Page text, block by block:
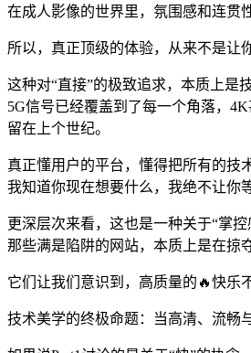
在成人影像的世界里，氛围感和连贯
所以，真正顶级的体验，从来不是让
这种对“直接”的极致追求，本质上是
5G信号已经覆盖到了每一个角落，
留在上个世纪。
真正懂用户的平台，懂得把所有的
我知道你现在想要什么，我绝不让你等
更深层次来看，这也是一种关于“掌
那些满是陷阱的网站，本质上是在掠
它们让我们意识到，高质量的🔥快乐
技术美学的终极命题：当高清、流畅